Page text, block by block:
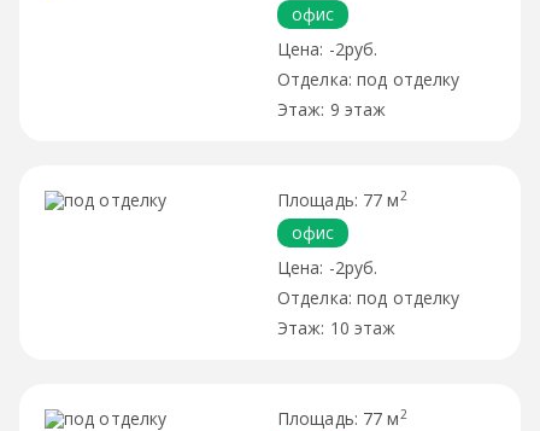
офис
-2руб.
под отделку
9 этаж
77 м 2
офис
-2руб.
под отделку
10 этаж
77 м 2